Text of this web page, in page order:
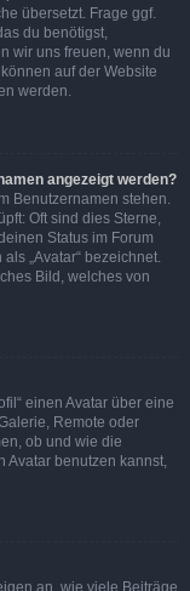
übersetzt. Frage ggf.
du benötigst,
wir uns freuen, wenn du
auf der Website
werden.
angezeigt werden?
Benutzernamen stehen.
Oft sind dies Sterne,
Status im Forum
„Avatar“ bezeichnet.
Bild, welches von
einen Avatar über eine
Remote oder
ob und wie die
Avatar benutzen kannst,
an, wie viele Beiträge